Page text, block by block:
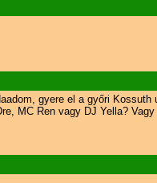
gyere el a győri
MC Ren vagy DJ Yella?